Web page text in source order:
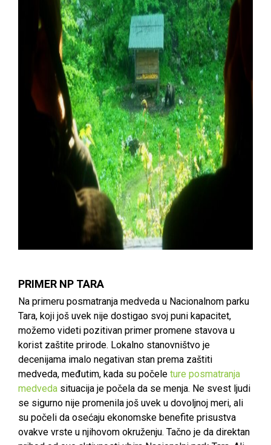
PRIMER NP TARA
Na primeru posmatranja medveda u Nacionalnom parku
Tara, koji još uvek nije dostigao svoj puni kapacitet,
možemo videti pozitivan primer promene stavova u
korist zaštite prirode. Lokalno stanovništvo je
decenijama imalo negativan stan prema zaštiti
medveda, međutim, kada su počele ture posmatranja
medveda situacija je počela da se menja. Ne svest ljudi
se sigurno nije promenila još uvek u dovoljnoj meri, ali
su počeli da osećaju ekonomske benefite prisustva
ovakve vrste u njihovom okruženju. Tačno je da direktan